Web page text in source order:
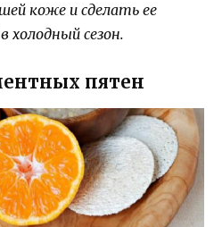
коже и сделать ее
холодный сезон.
пятен